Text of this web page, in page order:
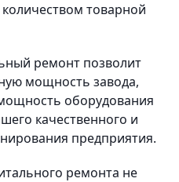
товарной
ремонт позволит
мощность завода,
оборудования
качественного и
предприятия.
ремонта не